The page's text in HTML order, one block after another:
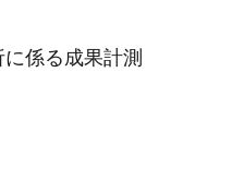
係る成果計測